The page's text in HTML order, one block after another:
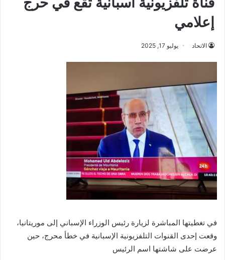
إعلامي
الاتحاد يوليو 17, 2025
في تغطيتها المباشرة لزيارة رئيس الوزراء الإسباني إلى موريتانيا،
وقعت إحدى القنوات التلفزيونية الإسبانية في خطأ محرج، حين
عرضت على شاشتها اسم الرئيس